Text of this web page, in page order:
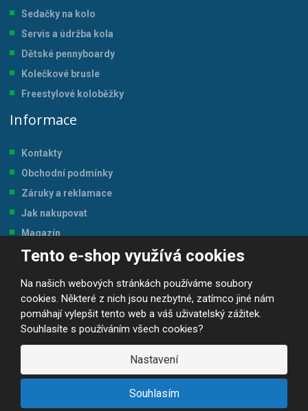
Tento e-shop využívá cookies
Na našich webových stránkách používáme soubory
cookies. Některé z nich jsou nezbytné, zatímco jiné nám
pomáhají vylepšit tento web a váš uživatelský zážitek.
Souhlasíte s používáním všech cookies?
Nastavení
Souhlasím
Sedačky na kolo
Servis a údržba kola
Dětské pennyboardy
Kolečkové brusle
Freestylové koloběžky
Informace
Kontakty
Obchodní podmínky
Záruky a reklamace
Jak nakupovat
Magazín
Tabulka velikostí
© 2026, JP-SPORT.CZ SPORTOVNÍ POTŘEBY
Prohlášení o přístupnosti |Mapa stránek ||GDPR
VYROBILA
R